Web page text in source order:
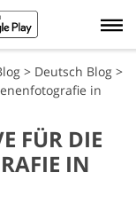
> Deutsch Blog >
in
FÜR DIE
IN